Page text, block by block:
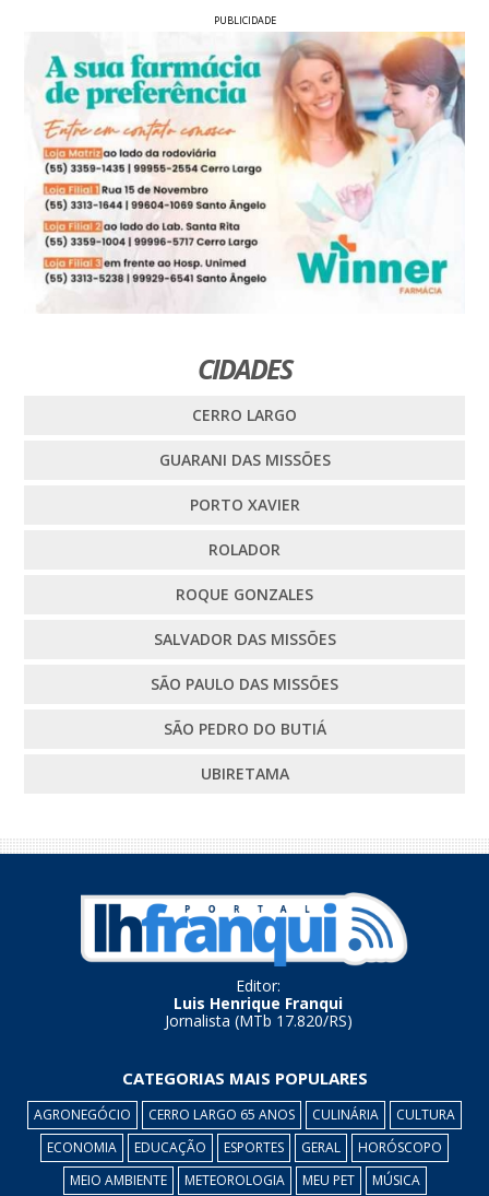
PUBLICIDADE
CIDADES
CERRO LARGO
GUARANI DAS MISSÕES
PORTO XAVIER
ROLADOR
ROQUE GONZALES
SALVADOR DAS MISSÕES
SÃO PAULO DAS MISSÕES
SÃO PEDRO DO BUTIÁ
UBIRETAMA
Editor:
Luis Henrique Franqui
Jornalista (MTb 17.820/RS)
CATEGORIAS MAIS POPULARES
AGRONEGÓCIO CERRO LARGO 65 ANOS CULINÁRIA
CULTURA
ECONOMIA
EDUCAÇÃO ESPORTES GERAL
HORÓSCOPO
MEIO AMBIENTE
METEOROLOGIA MEU PET MÚSICA